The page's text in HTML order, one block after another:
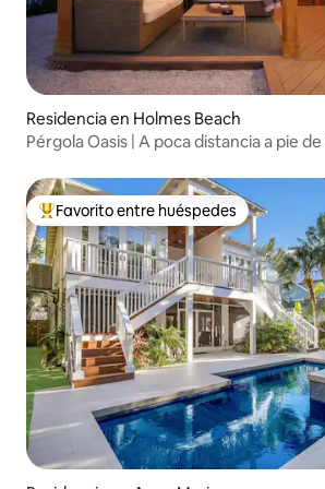
Residencia en Holmes Beach
Pérgola Oasis | A poca distancia a pie
De los mejores en Favorito entre
Favorito entre huéspedes